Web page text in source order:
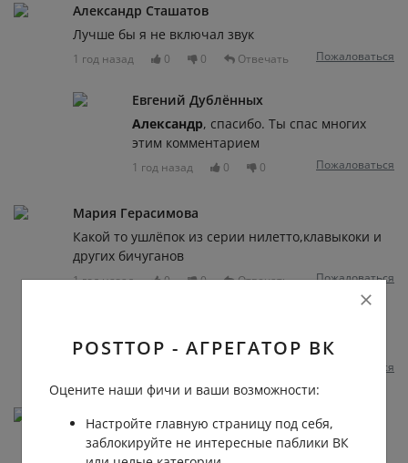
Александр Сташатов
Лучше бы я не включал звук
1 год назад 0 0 Отвечать Пожаловаться
Евгений Дублённых
Александр, спасибо. Ты спас многих
этим комментарием
1 год назад 0 0 Пожаловаться
Мария Герасимова
Какой то ушлёпок из серии нилетто,клавыкоки и
других бичуганов
1 год назад 0 0 Отвечать Пожаловаться
Мария, коки Клавы
Пожаловаться
Василий Добрых
Разрыв то конечно вызывает только не того чего
б хотелось😄
POSTTOP - АГРЕГАТОР ВК
Оцените наши фичи и ваши возможности:
Настройте главную страницу под себя,
заблокируйте не интересные паблики ВК